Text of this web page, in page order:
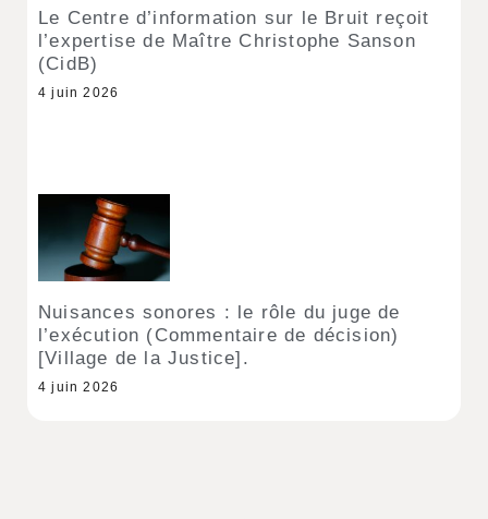
Le Centre d’information sur le Bruit reçoit
l’expertise de Maître Christophe Sanson
(CidB)
4 juin 2026
Nuisances sonores : le rôle du juge de
l’exécution (Commentaire de décision)
[Village de la Justice].
4 juin 2026